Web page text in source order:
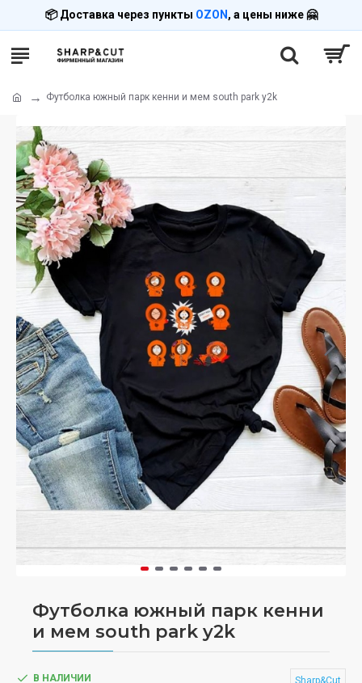
📦 Доставка через пункты OZON , а цены ниже 🤗
Футболка южный парк кенни и мем south park y2k
Футболка южный парк кенни
и мем south park y2k
В НАЛИЧИИ
Sharp&Cut